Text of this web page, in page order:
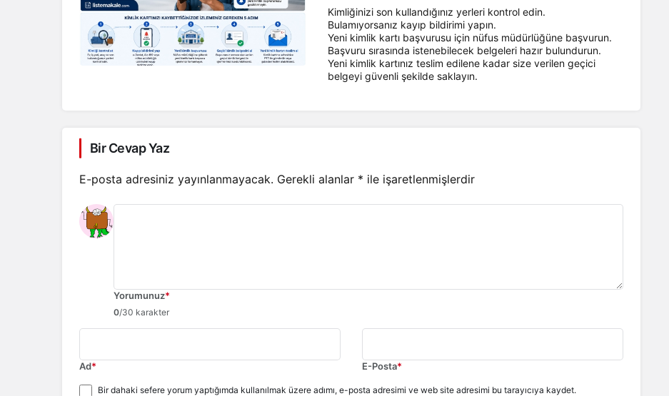
Kimliğinizi son kullandığınız yerleri kontrol edin.
Bulamıyorsanız kayıp bildirimi yapın.
Yeni kimlik kartı başvurusu için nüfus müdürlüğüne başvurun.
Başvuru sırasında istenebilecek belgeleri hazır bulundurun.
Yeni kimlik kartınız teslim edilene kadar size verilen geçici
belgeyi güvenli şekilde saklayın.
Bir Cevap Yaz
E-posta adresiniz yayınlanmayacak. Gerekli alanlar * ile işaretlenmişlerdir
Yorumunuz*
0/30 karakter
Ad* E-Posta*
Bir dahaki sefere yorum yaptığımda kullanılmak üzere adımı, e-posta adresimi ve web site adresimi bu tarayıcıya kaydet.